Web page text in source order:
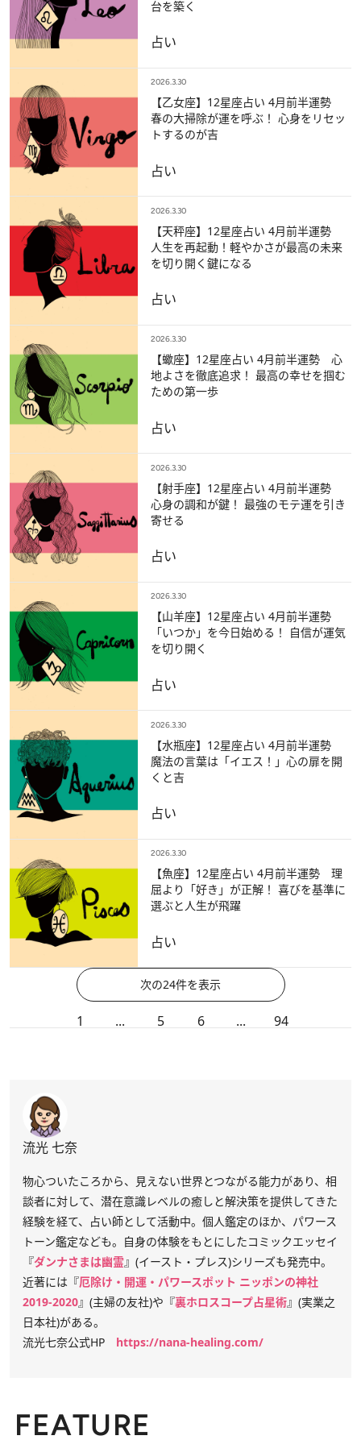
台を築く
占い
2026.3.30
【乙女座】12星座占い 4月前半運勢
春の大掃除が運を呼ぶ！ 心身をリセッ
トするのが吉
占い
2026.3.30
【天秤座】12星座占い 4月前半運勢
人生を再起動！軽やかさが最高の未来
を切り開く鍵になる
占い
2026.3.30
【蠍座】12星座占い 4月前半運勢 心
地よさを徹底追求！ 最高の幸せを掴む
ための第一歩
占い
2026.3.30
【射手座】12星座占い 4月前半運勢
心身の調和が鍵！ 最強のモテ運を引き
寄せる
占い
2026.3.30
【山羊座】12星座占い 4月前半運勢
「いつか」を今日始める！ 自信が運気
を切り開く
占い
2026.3.30
【水瓶座】12星座占い 4月前半運勢
魔法の言葉は「イエス！」心の扉を開
くと吉
占い
2026.3.30
【魚座】12星座占い 4月前半運勢 理
屈より「好き」が正解！ 喜びを基準に
選ぶと人生が飛躍
占い
次の24件を表示
1 ... 5 6 ... 94
流光 七奈
物心ついたころから、見えない世界とつながる能力があり、相
談者に対して、潜在意識レベルの癒しと解決策を提供してきた
経験を経て、占い師として活動中。個人鑑定のほか、パワース
トーン鑑定なども。自身の体験をもとにしたコミックエッセイ
『ダンナさまは幽霊』(イースト・プレス)シリーズも発売中。
近著には『厄除け・開運・パワースポット ニッポンの神社
2019-2020』(主婦の友社)や『裏ホロスコープ占星術』(実業之
日本社)がある。
流光七奈公式HP https://nana-healing.com/
FEATURE